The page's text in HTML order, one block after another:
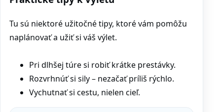
Tu sú niektoré užitočné tipy, ktoré vám pomôžu
naplánovať a užiť si váš výlet.
Pri dlhšej túre si robiť krátke prestávky.
Rozvrhnúť si sily – nezačať príliš rýchlo.
Vychutnať si cestu, nielen cieľ.